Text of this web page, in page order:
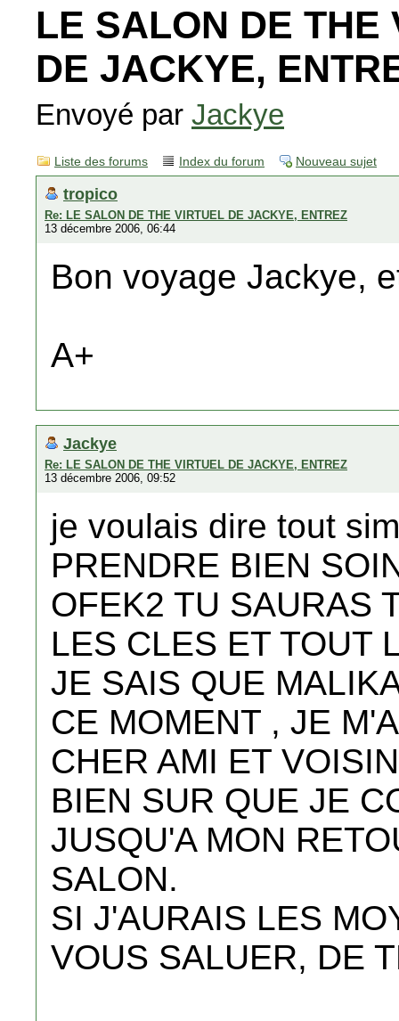
LE SALON DE THE
DE JACKYE,
Envoyé par Jackye
Liste des forums Index du forum Nouveau sujet
tropico
Re: LE SALON DE THE VIRTUEL DE JACKYE, ENTREZ
13 décembre 2006, 06:44
Bon voyage Jackye,
A+
Jackye
Re: LE SALON DE THE VIRTUEL DE JACKYE, ENTREZ
13 décembre 2006, 09:52
je voulais dire tout
PRENDRE BIEN
OFEK2 TU SAURAS
LES CLES ET TOUT
JE SAIS QUE
CE MOMENT , JE
CHER AMI ET
BIEN SUR QUE JE
JUSQU'A MON
SALON.
SI J'AURAIS LES
VOUS SALUER, DE